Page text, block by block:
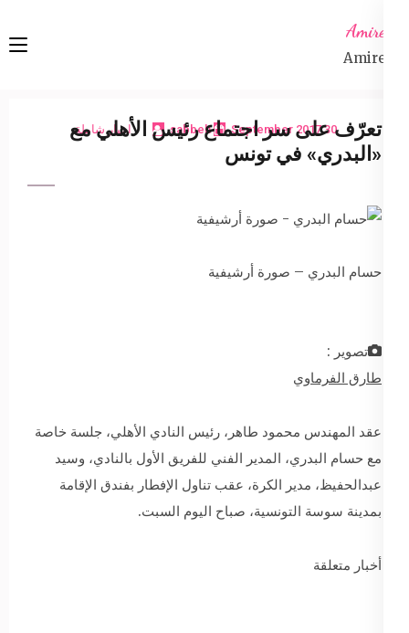
content
Amireta
Amireta
30 September 2017
sabbeh اخبار شاملة
تعرّف على سر اجتماع رئيس الأهلي مع
«البدري» في تونس
حسام البدري – صورة أرشيفية
تصوير :
طارق الفرماوي
عقد المهندس محمود طاهر، رئيس النادي الأهلي، جلسة خاصة
مع حسام البدري، المدير الفني للفريق الأول بالنادي، وسيد
عبدالحفيظ، مدير الكرة، عقب تناول الإفطار بفندق الإقامة
بمدينة سوسة التونسية، صباح اليوم السبت.
أخبار متعلقة